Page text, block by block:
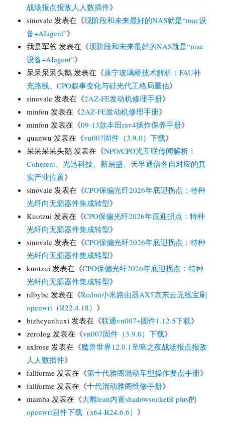
战场报点报敌人人数插件》
sinovale 发表在《现阶段和未来最好的NAS就是“mac设
备+AIagent”》
我是军爸 发表在《现阶段和未来最好的NAS就是“mac
设备+AIagent”》
呆呆呆呆头鹅 发表在《康宁玻璃桥技术解析：FAU补
充路线、CPO叙事变化与硅光代工格局重估》
sinovale 发表在《2AZ-FE发动机修理手册》
minfon 发表在《2AZ-FE发动机修理手册》
minfon 发表在《09-13款丰田rav4操作保养手册》
quanwu 发表在《vn007固件（3.9.0）下载》
呆呆呆呆头鹅 发表在《NPO/CPO光互联传闻解析：
Coherent、光迅科技、新易盛、天孚通信各自对应的真
实产业位置》
sinovale 发表在《CPO保偏光纤2026年底迎拐点：特种
光纤向无源器件集成转型》
Kuotzui 发表在《CPO保偏光纤2026年底迎拐点：特种
光纤向无源器件集成转型》
sinovale 发表在《CPO保偏光纤2026年底迎拐点：特种
光纤向无源器件集成转型》
kuotzui 发表在《CPO保偏光纤2026年底迎拐点：特种
光纤向无源器件集成转型》
rdbybc 发表在《Redmi小米路由器AX5京东云无线宝刷
openwrt（R22.4.18） 》
bizheyanhuxi 发表在《联通vn007+固件1.12.5下载》
zeroIog 发表在《vn007固件（3.9.0）下载》
axlrose 发表在《魔兽世界12.0.1至暗之夜战场报点报敌
人人数插件》
fallforme 发表在《第十代雅阁混动车型操作要点手册》
fallforme 发表在《十代混动雅阁维修手册》
mamba 发表在《大雕lean内置shadowsocketR plus的
openwrt固件下载（x64-R24.6.6） 》